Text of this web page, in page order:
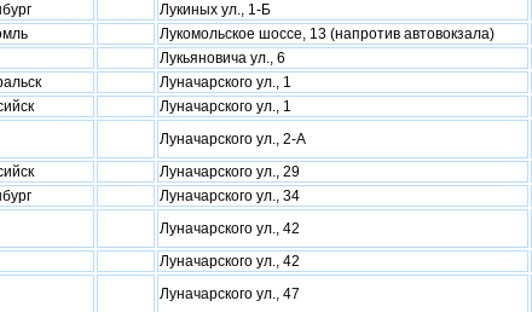
Лукиных ул., 1-Б
Лукомольское шоссе, 13 (напротив автовокзала)
Лукьяновича ул., 6
Луначарского ул., 1
Луначарского ул., 1
Луначарского ул., 2-А
Луначарского ул., 29
Луначарского ул., 34
Луначарского ул., 42
Луначарского ул., 42
Луначарского ул., 47